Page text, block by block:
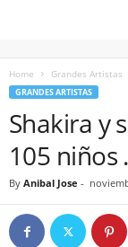
Home Grandes Artistas
GRANDES ARTISTAS
Shakira y
105 niños .
By Anibal Jose -